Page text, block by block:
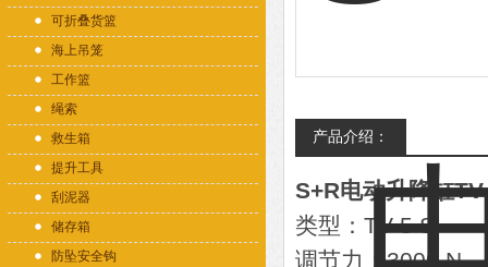
可折叠货篮
海上吊笼
工作篮
绳索
救生箱
提升工具
刮泥器
储存箱
防坠安全钩
产品介绍：
S+R电动升降缸
类型：TV-5 S
调节力：3000 N